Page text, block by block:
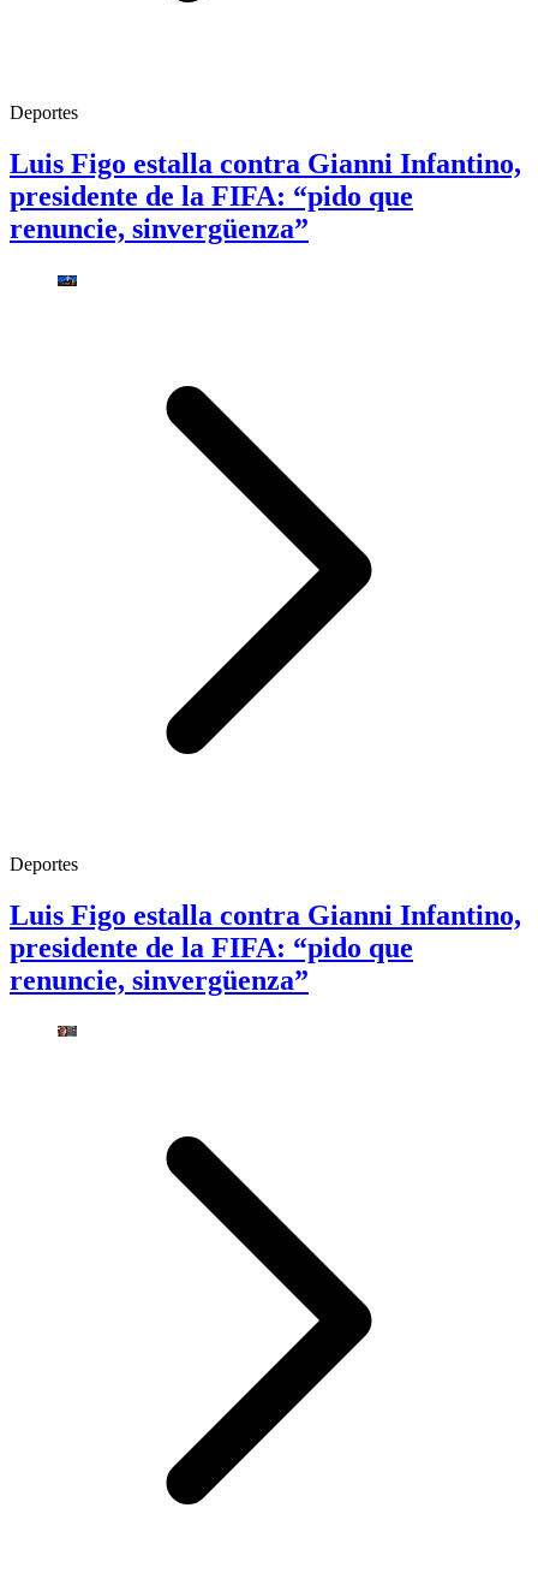
Deportes
Luis Figo estalla contra Gianni Infantino,
presidente de la FIFA: “pido que
renuncie, sinvergüenza”
Deportes
Luis Figo estalla contra Gianni Infantino,
presidente de la FIFA: “pido que
renuncie, sinvergüenza”